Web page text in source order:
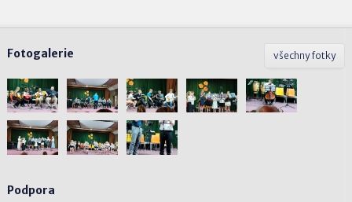
všechny fotky
Fotogalerie
Podpora